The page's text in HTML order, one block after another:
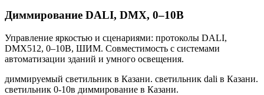
Диммирование DALI, DMX, 0–10В
Управление яркостью и сценариями: протоколы DALI,
DMX512, 0–10В, ШИМ. Совместимость с системами
автоматизации зданий и умного освещения.
диммируемый светильник в Казани. светильник dali в Казани.
светильник 0-10в диммирование в Казани.